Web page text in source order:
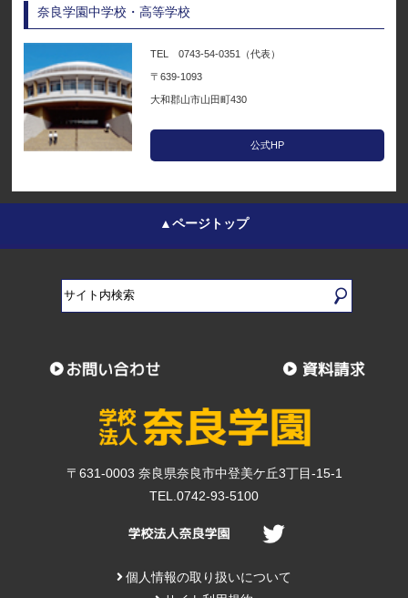
奈良学園中学校・高等学校
TEL 0743-54-0351（代表）
〒639-1093
大和郡山市山田町430
公式HP
▲ページトップ
〒631-0003 奈良県奈良市中登美ケ丘3丁目-15-1
TEL.0742-93-5100
個人情報の取り扱いについて